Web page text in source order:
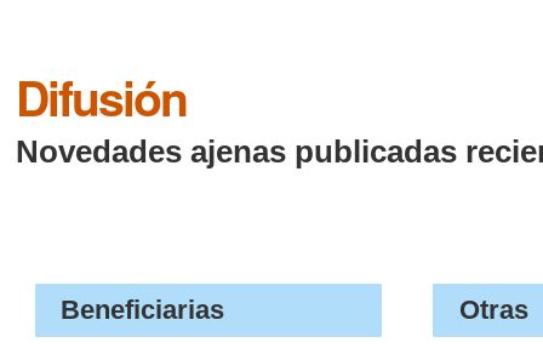
Difusión
Novedades ajenas publicadas
Beneficiarias Otras